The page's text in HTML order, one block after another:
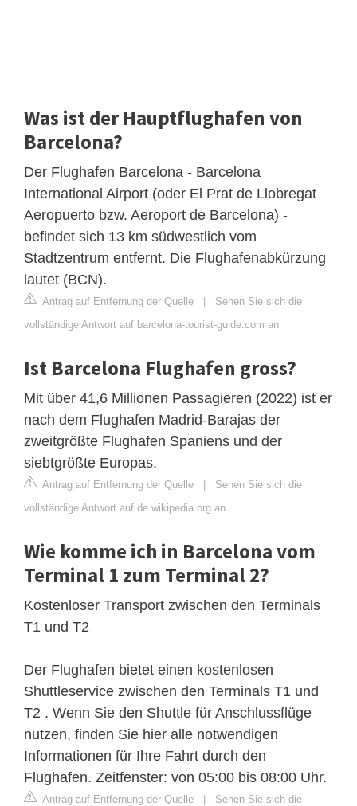
Was ist der Hauptflughafen von
Barcelona?
Der Flughafen Barcelona - Barcelona
International Airport (oder El Prat de Llobregat
Aeropuerto bzw. Aeroport de Barcelona) -
befindet sich 13 km südwestlich vom
Stadtzentrum entfernt. Die Flughafenabkürzung
lautet (BCN).
Antrag auf Entfernung der Quelle | Sehen Sie sich die
vollständige Antwort auf barcelona-tourist-guide.com an
Ist Barcelona Flughafen gross?
Mit über 41,6 Millionen Passagieren (2022) ist er
nach dem Flughafen Madrid-Barajas der
zweitgrößte Flughafen Spaniens und der
siebtgrößte Europas.
Antrag auf Entfernung der Quelle | Sehen Sie sich die
vollständige Antwort auf de.wikipedia.org an
Wie komme ich in Barcelona vom
Terminal 1 zum Terminal 2?
Kostenloser Transport zwischen den Terminals
T1 und T2
Der Flughafen bietet einen kostenlosen
Shuttleservice zwischen den Terminals T1 und
T2 . Wenn Sie den Shuttle für Anschlussflüge
nutzen, finden Sie hier alle notwendigen
Informationen für Ihre Fahrt durch den
Flughafen. Zeitfenster: von 05:00 bis 08:00 Uhr.
Antrag auf Entfernung der Quelle | Sehen Sie sich die